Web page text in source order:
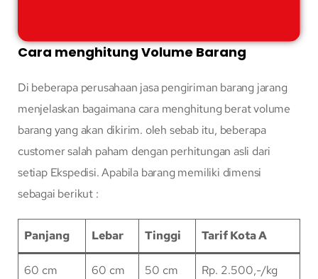
Cara menghitung Volume Barang
Di beberapa perusahaan jasa pengiriman barang jarang
menjelaskan bagaimana cara menghitung berat volume
barang yang akan dikirim. oleh sebab itu, beberapa
customer salah paham dengan perhitungan asli dari
setiap Ekspedisi. Apabila barang memiliki dimensi
sebagai berikut :
Panjang Lebar Tinggi Tarif Kota A
60 cm 60 cm 50 cm Rp. 2.500,-/kg